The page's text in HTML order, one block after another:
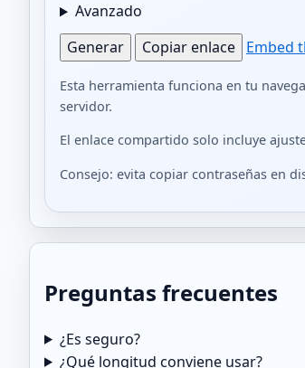
Avanzado
Generar
Copiar enlace Embed
Esta herramienta funciona en tu
servidor.
El enlace compartido solo incluye
Consejo: evita copiar contraseñas en
Preguntas frecuentes
¿Es seguro?
¿Qué longitud conviene usar?